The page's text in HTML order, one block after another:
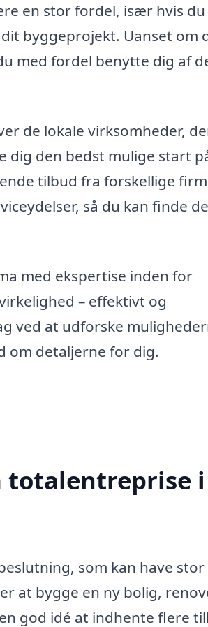
en stor fordel, især hvis du
byggeprojekt. Uanset om
med fordel benytte dig af
de lokale virksomheder,
dig den bedst mulige start
tilbud fra forskellige
så du kan finde
med ekspertise inden for
– effektivt og
ved at udforske
om detaljerne for dig.
i
som kan have stor
at bygge en ny bolig,
god idé at indhente flere